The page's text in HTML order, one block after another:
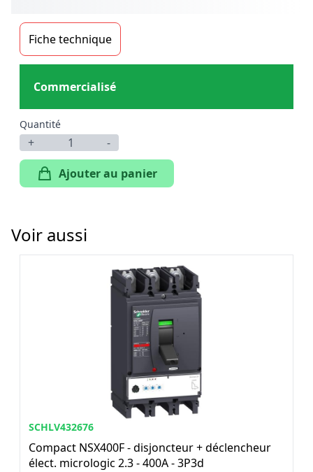
Fiche technique
Commercialisé
Quantité
+
-
Ajouter au panier
Voir aussi
SCHLV432676
Compact NSX400F - disjoncteur + déclencheur
élect. micrologic 2.3 - 400A - 3P3d